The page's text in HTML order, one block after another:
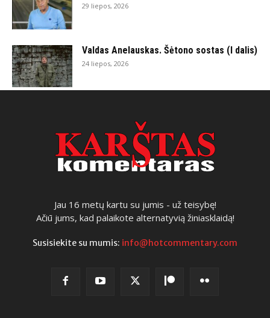
29 liepos, 2026
Valdas Anelauskas. Šėtono sostas (I dalis)
24 liepos, 2026
Jau 16 metų kartu su jumis - už teisybę!
Ačiū jums, kad palaikote alternatyvią žiniasklaidą!
Susisiekite su mumis: info@hotcommentary.com